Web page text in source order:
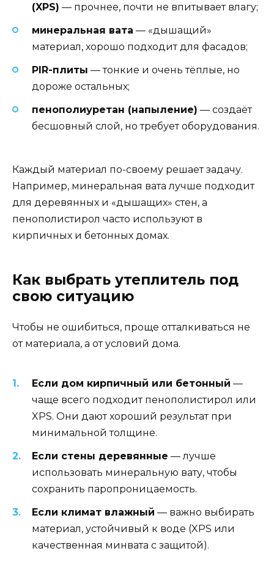
(XPS) — прочнее, почти не впитывает влагу;
минеральная вата — «дышащий»
материал, хорошо подходит для фасадов;
PIR-плиты — тонкие и очень тёплые, но
дороже остальных;
пенополиуретан (напыление) — создаёт
бесшовный слой, но требует оборудования.
Каждый материал по-своему решает задачу.
Например, минеральная вата лучше подходит
для деревянных и «дышащих» стен, а
пенополистирол часто используют в
кирпичных и бетонных домах.
Как выбрать утеплитель под
свою ситуацию
Чтобы не ошибиться, проще отталкиваться не
от материала, а от условий дома.
Если дом кирпичный или бетонный —
чаще всего подходит пенополистирол или
XPS. Они дают хороший результат при
минимальной толщине.
Если стены деревянные — лучше
использовать минеральную вату, чтобы
сохранить паропроницаемость.
Если климат влажный — важно выбирать
материал, устойчивый к воде (XPS или
качественная минвата с защитой).